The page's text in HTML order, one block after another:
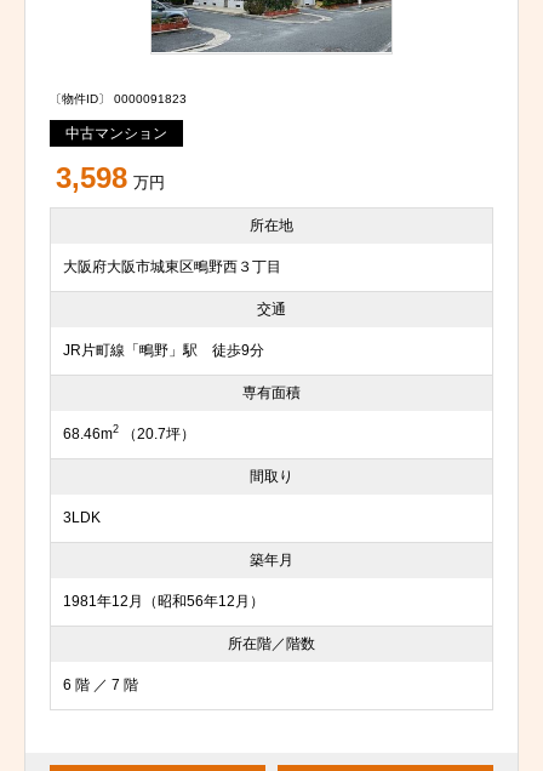
〔物件ID〕 0000091823
中古マンション
3,598 万円
所在地
大阪府大阪市城東区鴫野西３丁目
交通
JR片町線「鴫野」駅 徒歩9分
専有面積
68.46m2 （20.7坪）
間取り
3LDK
築年月
1981年12月（昭和56年12月）
所在階／階数
6 階 ／ 7 階